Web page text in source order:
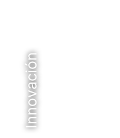
Innovación